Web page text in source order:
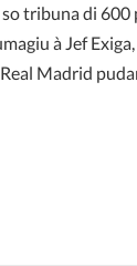
tribuna di 600
à Jef
Madrid